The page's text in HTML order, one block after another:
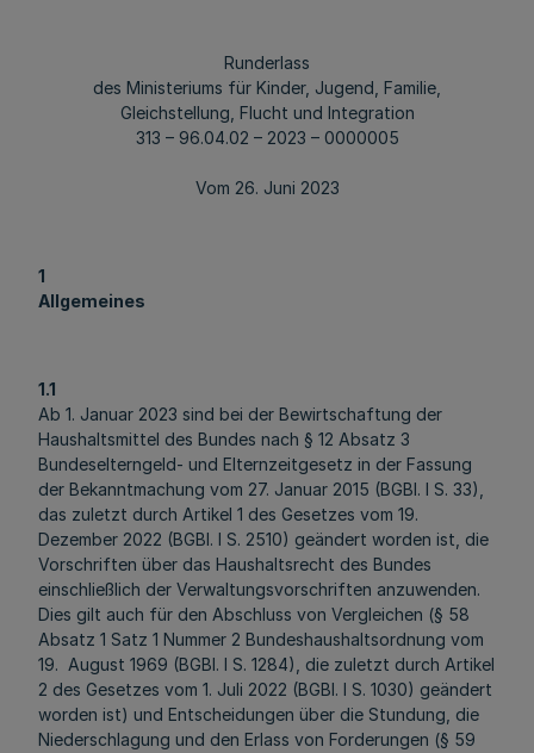
Runderlass
des Ministeriums für Kinder, Jugend, Familie,
Gleichstellung, Flucht und Integration
313 – 96.04.02 – 2023 – 0000005
Vom 26. Juni 2023
1
Allgemeines
1.1
Ab 1. Januar 2023 sind bei der Bewirtschaftung der
Haushaltsmittel des Bundes nach § 12 Absatz 3
Bundeselterngeld- und Elternzeitgesetz in der Fassung
der Bekanntmachung vom 27. Januar 2015 (BGBl. I S. 33),
das zuletzt durch Artikel 1 des Gesetzes vom 19.
Dezember 2022 (BGBl. I S. 2510) geändert worden ist, die
Vorschriften über das Haushaltsrecht des Bundes
einschließlich der Verwaltungsvorschriften anzuwenden.
Dies gilt auch für den Abschluss von Vergleichen (§ 58
Absatz 1 Satz 1 Nummer 2 Bundeshaushaltsordnung vom
19. August 1969 (BGBl. I S. 1284), die zuletzt durch Artikel
2 des Gesetzes vom 1. Juli 2022 (BGBl. I S. 1030) geändert
worden ist) und Entscheidungen über die Stundung, die
Niederschlagung und den Erlass von Forderungen (§ 59